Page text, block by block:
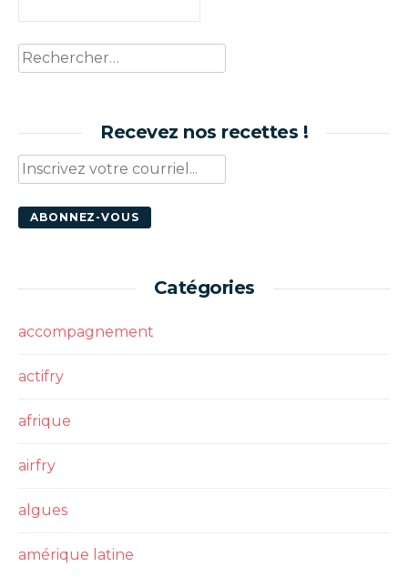
Rechercher :
Recevez nos recettes !
Catégories
accompagnement
actifry
afrique
airfry
algues
amérique latine